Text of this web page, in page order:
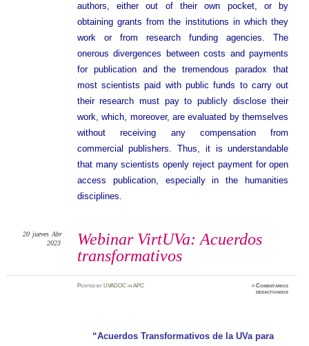
authors, either out of their own pocket, or by
obtaining grants from the institutions in which they
work or from research funding agencies. The
onerous divergences between costs and payments
for publication and the tremendous paradox that
most scientists paid with public funds to carry out
their research must pay to publicly disclose their
work, which, moreover, are evaluated by themselves
without receiving any compensation from
commercial publishers. Thus, it is understandable
that many scientists openly reject payment for open
access publication, especially in the humanities
disciplines.
Webinar VirtUVa: Acuerdos
transformativos
20 jueves Abr
2023
PostedbyUVADOC inAPC ≈Comentarios
desactivadosen
“Acuerdos Transformativos de la UVa para